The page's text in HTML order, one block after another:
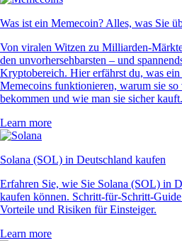
Was ist ein Memecoin? Alles, was Sie
Von viralen Witzen zu Milliarden-
den unvorhersehbarsten – und
Kryptobereich. Hier erfährst du, was
Memecoins funktionieren, warum sie
bekommen und wie man sie sicher kauft.
Learn more
Solana (SOL) in Deutschland kaufen
Erfahren Sie, wie Sie Solana (SOL) in
kaufen können. Schritt-für-Schritt-
Vorteile und Risiken für Einsteiger.
Learn more